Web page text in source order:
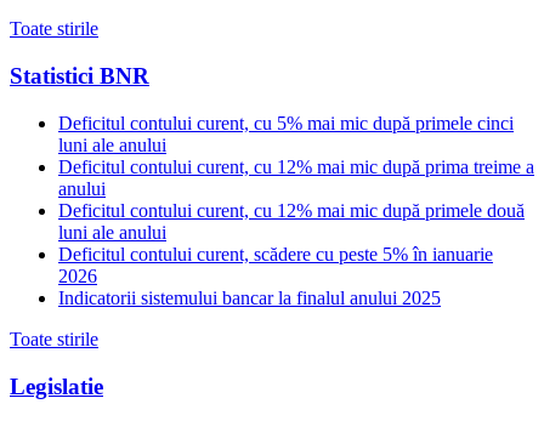
Toate stirile
Statistici BNR
Deficitul contului curent, cu 5% mai mic după primele cinci
luni ale anului
Deficitul contului curent, cu 12% mai mic după prima treime a
anului
Deficitul contului curent, cu 12% mai mic după primele două
luni ale anului
Deficitul contului curent, scădere cu peste 5% în ianuarie
2026
Indicatorii sistemului bancar la finalul anului 2025
Toate stirile
Legislatie